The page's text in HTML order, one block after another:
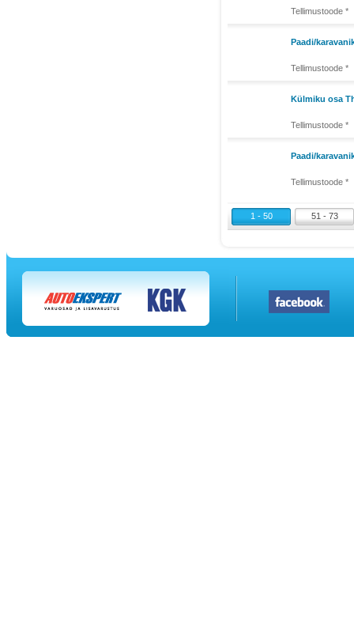
Tellimustoode *
Paadi/
Tellimustoode *
Külmiku osa
Tellimustoode *
Paadi/
Tellimustoode *
1 - 50 51 - 73